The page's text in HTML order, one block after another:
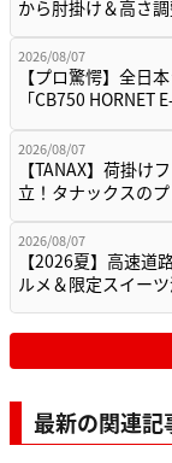
から肘掛け＆高さ
2026/08/07
【プロ驚愕】全日
「CB750 HORNET
2026/08/07
【TANAX】荷掛け
立！タナックスの
2026/08/07
【2026夏】高速道
ルメ＆限定スイー
最新の関連